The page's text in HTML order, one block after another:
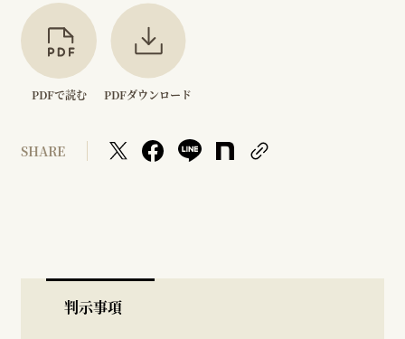
PDFで読む PDFダウンロード
SHARE
判示事項